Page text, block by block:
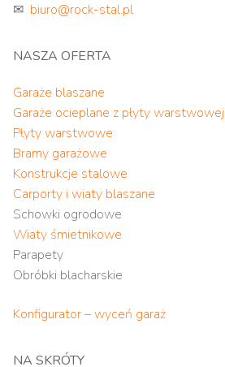
✉ biuro@rock-stal.pl
NASZA OFERTA
Garaże blaszane
Garaże ocieplane z płyty warstwowej
Płyty warstwowe
Bramy garażowe
Konstrukcje stalowe
Carporty i wiaty blaszane
Schowki ogrodowe
Wiaty śmietnikowe
Parapety
Obróbki blacharskie
Konfigurator – wyceń garaż
NA SKRÓTY